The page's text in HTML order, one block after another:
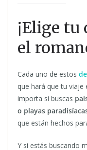
¡Elige
el
Cada uno de estos
que hará que tu viaje
importa si buscas
o playas
que están hechos
Y si estás buscando